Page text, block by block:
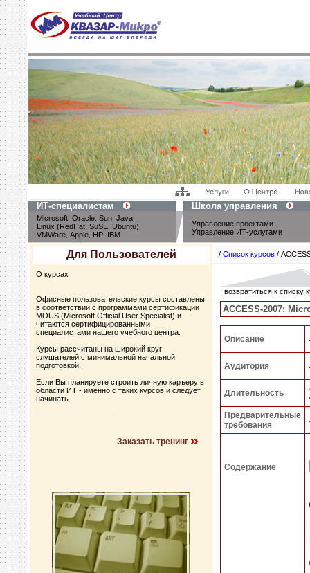
ИТ-специалистам Школа управления
Microsoft Oracle Sun Java
Linux (RedHat, SuSE, Ubuntu)
VMWare Apple HP IBM
Управление проектами
Управление ИТ-услугами
Для Пользователей
О курсах
Офисные пользовательские курсы составлены
в соответствии с программами сертификации
MOUS (Microsoft Official User Specialist) и
читаются сертифицированными
специалистами нашего учебного центра.
Курсы рассчитаны на широкий круг
слушателей с минимальной начальной
подготовкой.
Если Вы планируете строить личную каръеру в
области ИТ - именно с таких курсов и следует
начинать.
Заказать тренинг
/ Список курсов /
возвратиться к списку
ACCESS-2007:
Описание
Аудитория
Длительность
Предварительные
требования
Содержание